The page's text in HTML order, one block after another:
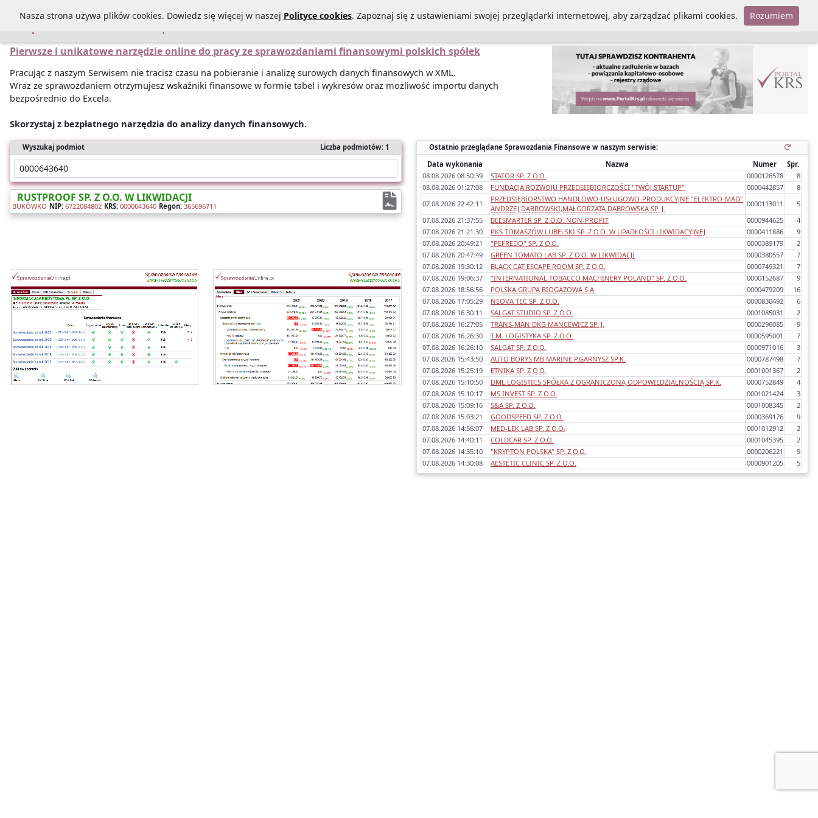
Sprawozdania Statystyki sprawozdań O Nas Kontakt Polityka prywatności Polityka cookies
Pierwsze i unikatowe narzędzie online do pracy ze sprawozdaniami finansowymi polskich spółek
Pracując z naszym Serwisem nie tracisz czasu na pobieranie i analizę surowych danych finansowych w XML.
Wraz ze sprawozdaniem otrzymujesz wskaźniki finansowe w formie tabel i wykresów oraz możliwość importu danych
bezpośrednio do Excela.
Skorzystaj z bezpłatnego narzędzia do analizy danych finansowych.
Wyszukaj podmiot Liczba podmiotów: 1
RUSTPROOF SP. Z O.O. W LIKWIDACJI
BUKÓWKO NIP: 6722084802 KRS: 0000643640 Regon: 365696711
Oferujemy dostęp online do bazy składającej się z
ponad 1 mln sprawozdań dla ponad 400 tys.
Nasz raport zawiera:
- identyfikację podmiotu,
- bilanse i rachunki wyników,
- wyliczone wskaźniki (tabela i wykresy).
Możesz importować dane bezpośrednio do
Każde sprawozdanie uwzględnia:
- okres którego dotyczy,
- zawartość (bilans, rachunek wyników
porównawczy/kalkulacyjny),
- zidentyfikowane błędy/ostrzeżenia w
sprawozdaniach,
- dynamikę zmiany poszczególnych pozycji rok do
roku.
Ostatnio przeglądane Sprawozdania Finansowe w naszym serwisie:
Data wykonania
Nazwa Numer
Spr.
08.08.2026 08:50:39
STATOR SP. Z O.O. 0000126578
8
08.08.2026 01:27:08
FUNDACJA ROZWOJU PRZEDSIĘBIORCZOŚCI "TWÓJ STARTUP" 0000442857
8
07.08.2026 22:42:11
PRZEDSIĘBIORSTWO HANDLOWO-USŁUGOWO-PRODUKCYJNE "ELEKTRO-MAD"
ANDRZEJ DĄBROWSKI,MAŁGORZATA DĄBROWSKA SP. J.
0000113011
5
07.08.2026 21:37:55
BEESMARTER SP. Z O.O. NON-PROFIT 0000944625
4
07.08.2026 21:21:30
PKS TOMASZÓW LUBELSKI SP. Z O.O. W UPADŁOŚCI LIKWIDACYJNEJ 0000411886
9
07.08.2026 20:49:21
"PEFREDO" SP. Z O.O. 0000389179
2
07.08.2026 20:47:49
GREEN TOMATO LAB SP. Z O.O. W LIKWIDACJI 0000380557
7
07.08.2026 19:30:12
BLACK CAT ESCAPE ROOM SP. Z O.O. 0000749321
7
07.08.2026 19:06:37
"INTERNATIONAL TOBACCO MACHINERY POLAND" SP. Z O.O. 0000152687
9
07.08.2026 18:56:56
POLSKA GRUPA BIOGAZOWA S.A. 0000479209
16
07.08.2026 17:05:29
NEOVA TEC SP. Z O.O. 0000830492
6
07.08.2026 16:30:11
SALGAT STUDIO SP. Z O.O. 0001085031
2
07.08.2026 16:27:05
TRANS-MAN DKG MANCEWICZ SP. J. 0000296085
9
07.08.2026 16:26:30
T.M. LOGISTYKA SP. Z O.O. 0000595001
7
07.08.2026 16:26:10
SALGAT SP. Z O.O. 0000971016
3
07.08.2026 15:43:50
AUTO BORYS MB MARINE P.GARNYSZ SP.K. 0000787498
7
07.08.2026 15:25:19
ETNIKA SP. Z O.O. 0001001367
2
07.08.2026 15:10:50
DML LOGISTICS SPÓŁKA Z OGRANICZONĄ ODPOWIEDZIALNOŚCIĄ SP.K. 0000752849
4
07.08.2026 15:10:17
MS INVEST SP. Z O.O. 0001021424
3
07.08.2026 15:09:16
S&A SP. Z O.O. 0001008345
2
07.08.2026 15:03:21
GOODSPEED SP. Z O.O. 0000369176
9
07.08.2026 14:56:07
MED-LEK LAB SP. Z O.O. 0001012912
2
07.08.2026 14:40:11
COLDCAR SP. Z O.O. 0001045395
2
07.08.2026 14:35:10
"KRYPTON POLSKA" SP. Z O.O. 0000206221
9
07.08.2026 14:30:08
AESTETIC CLINIC SP. Z O.O. 0000901205 5
Nasza strona używa plików cookies. Dowiedz się więcej w naszej Polityce cookies. Zapoznaj się z ustawieniami swojej przeglądarki internetowej, aby zarządzać plikami cookies. Rozumiem